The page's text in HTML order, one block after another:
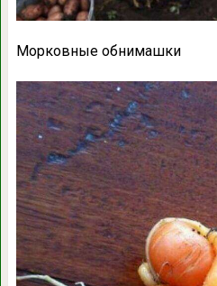
Морковные обнимашки